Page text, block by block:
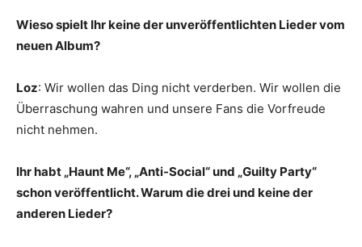
Wieso spielt Ihr keine der unveröffentlichten Lieder vom
neuen Album?
Loz: Wir wollen das Ding nicht verderben. Wir wollen die
Überraschung wahren und unsere Fans die Vorfreude
nicht nehmen.
Ihr habt „Haunt Me“, „Anti-Social“ und „Guilty Party“
schon veröffentlicht. Warum die drei und keine der
anderen Lieder?